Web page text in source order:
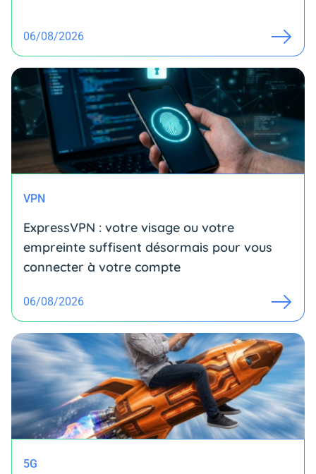
06/08/2026
VPN
ExpressVPN : votre visage ou votre
empreinte suffisent désormais pour vous
connecter à votre compte
06/08/2026
5G